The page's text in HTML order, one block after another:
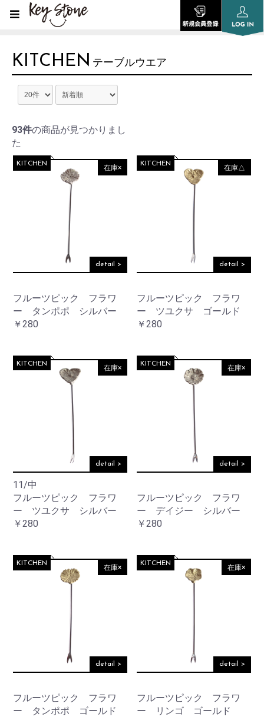
KITCHEN テーブルウエア
93件の商品が見つかりまし
た
在庫×
detail >
フルーツピック フラワ
ー タンポポ シルバー
KITCHEN
￥280
在庫△
detail >
フルーツピック フラワ
ー ツユクサ ゴールド
KITCHEN
￥280
在庫×
detail >
11/中
フルーツピック フラワ
ー ツユクサ シルバー
KITCHEN
￥280
在庫×
detail >
フルーツピック フラワ
ー デイジー シルバー
KITCHEN
￥280
在庫×
detail >
フルーツピック フラワ
ー タンポポ ゴールド
KITCHEN 在庫×
detail >
フルーツピック フラワ
ー リンゴ ゴールド
KITCHEN